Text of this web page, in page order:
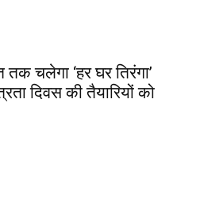
चलेगा ‘हर घर तिरंगा’
दिवस की तैयारियों को